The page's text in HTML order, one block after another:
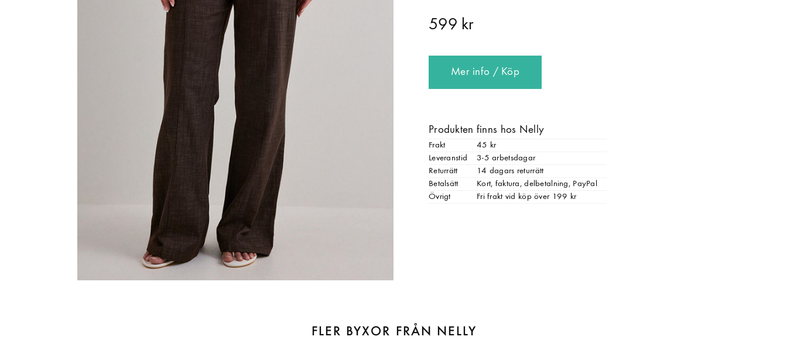
599 kr
Mer info / Köp
Produkten finns hos Nelly
Frakt
45 kr
Leveranstid
3-5 arbetsdagar
Returrätt
14 dagars returrätt
Betalsätt
Kort, faktura, delbetalning, PayPal
Övrigt
Fri frakt vid köp över 199 kr
FLER BYXOR FRÅN NELLY